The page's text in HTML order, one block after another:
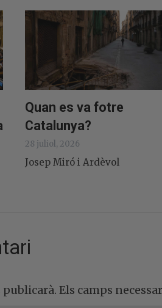
Quan es va fotre
Catalunya?
28 juliol, 2026
Josep Miró i Ardèvol
publicarà. Els camps